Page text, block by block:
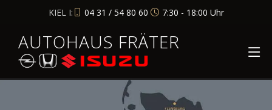
KIEL I: 04 31 / 54 80 60 7:30 - 18:00 Uhr
AUTOHAUS FRÄTER